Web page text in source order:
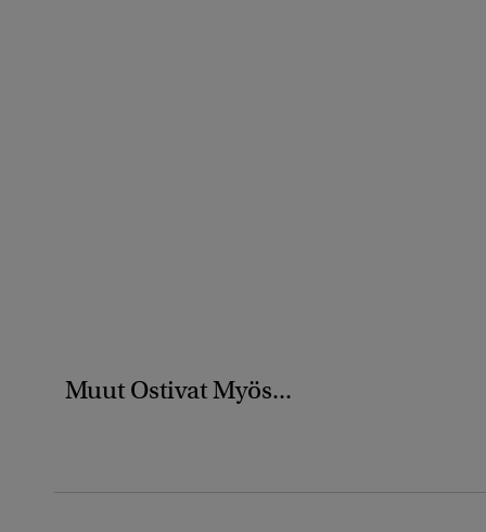
Muut Ostivat Myös...